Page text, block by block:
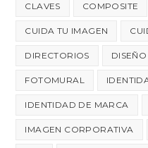
CLAVES COMPOSITE
CUIDA TU IMAGEN
DIRECTORIOS DISEÑO
FOTOMURAL
IDENTIDAD DE MARCA
IMAGEN CORPORATIVA